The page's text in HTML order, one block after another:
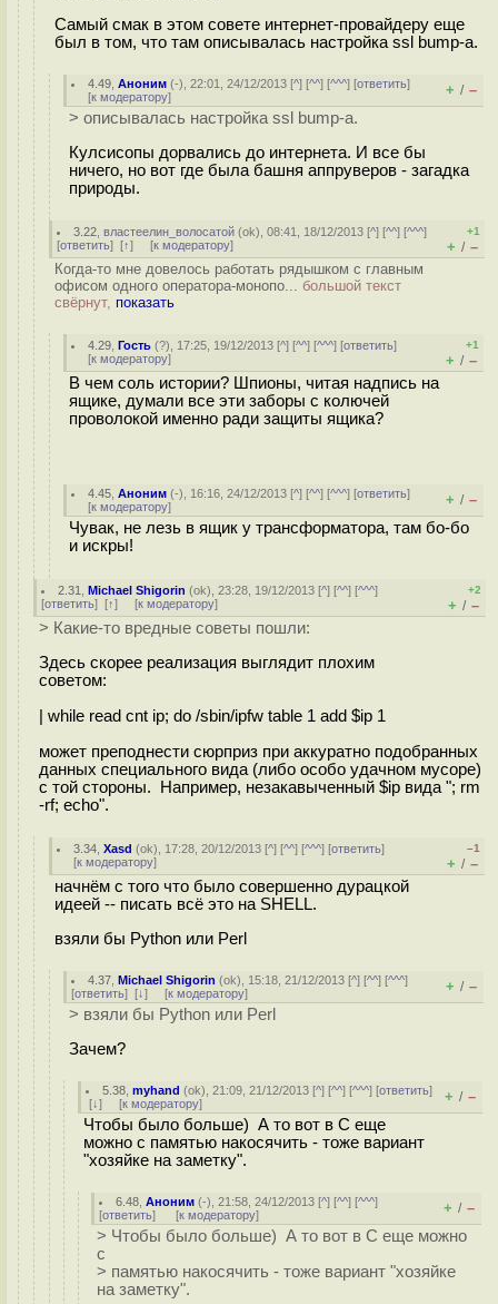
Самый смак в этом совете интернет-провайдеру еще
был в том, что там описывалась настройка ssl bump-а.
4.49 ,Аноним (-), 22:01, 24/12/2013 [^] [^^] [^^^] [ответить]
[к модератору] + / –
> описывалась настройка ssl bump-а.
Кулсисопы дорвались до интернета. И все бы
ничего, но вот где была башня аппруверов - загадка
природы.
3.22 ,властеелин_волосатой (ok), 08:41, 18/12/2013 [^] [^^] [^^^]
[ответить] [↑] [к модератору]
+1
+ / –
Когда-то мне довелось работать рядышком с главным
офисом одного оператора-монопо... большой текст
свёрнут, показать
4.29 ,Гость (?), 17:25, 19/12/2013 [^] [^^] [^^^] [ответить]
[к модератору]
+1
+ / –
В чем соль истории? Шпионы, читая надпись на
ящике, думали все эти заборы с колючей
проволокой именно ради защиты ящика?
4.45 ,Аноним (-), 16:16, 24/12/2013 [^] [^^] [^^^] [ответить]
[к модератору] + / –
Чувак, не лезь в ящик у трансформатора, там бо-бо
и искры!
2.31 ,Michael Shigorin (ok), 23:28, 19/12/2013 [^] [^^] [^^^]
[ответить] [↑] [к модератору]
+2
+ / –
> Какие-то вредные советы пошли:
Здесь скорее реализация выглядит плохим
советом:
| while read cnt ip; do /sbin/ipfw table 1 add $ip 1
может преподнести сюрприз при аккуратно подобранных
данных специального вида (либо особо удачном мусоре)
с той стороны. Например, незакавыченный $ip вида "; rm
-rf; echo".
3.34 ,Xasd (ok), 17:28, 20/12/2013 [^] [^^] [^^^] [ответить]
[к модератору]
–1
+ / –
начнём с того что было совершенно дурацкой
идеей -- писать всё это на SHELL.
взяли бы Python или Perl
4.37 ,Michael Shigorin (ok), 15:18, 21/12/2013 [^] [^^] [^^^]
[ответить] [↓] [к модератору] + / –
> взяли бы Python или Perl
Зачем?
5.38 ,myhand (ok), 21:09, 21/12/2013 [^] [^^] [^^^] [ответить]
[↓] [к модератору] + / –
Чтобы было больше) А то вот в C еще
можно с памятью накосячить - тоже вариант
"хозяйке на заметку".
6.48 ,Аноним (-), 21:58, 24/12/2013 [^] [^^] [^^^]
[ответить] [к модератору] + / –
> Чтобы было больше) А то вот в C еще можно
с
> памятью накосячить - тоже вариант "хозяйке
на заметку".